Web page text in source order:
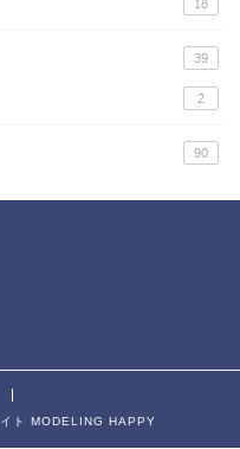
18
39
2
90
ト MODELING HAPPY